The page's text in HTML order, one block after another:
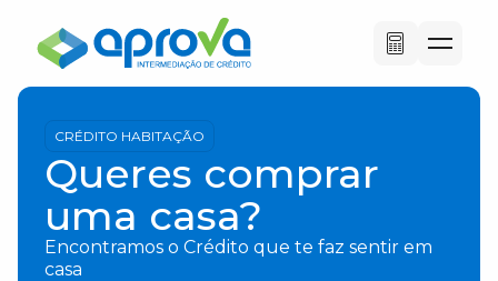
CRÉDITO HABITAÇÃO
Queres comprar
uma casa?
Encontramos o Crédito que te faz sentir em
casa